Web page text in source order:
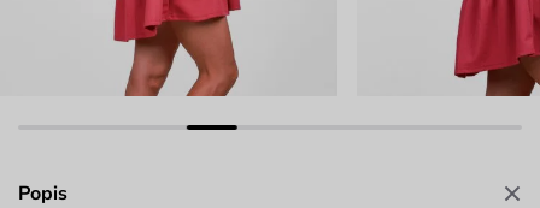
Popis